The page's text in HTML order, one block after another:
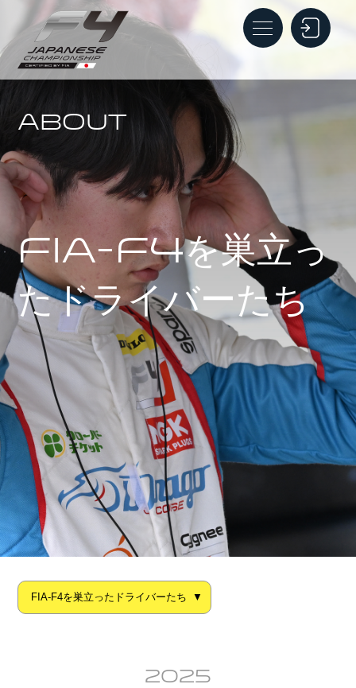
ABOUT
FIA-F4を巣立っ
たドライバーたち
FIA-F4を巣立ったドライバーたち
2025